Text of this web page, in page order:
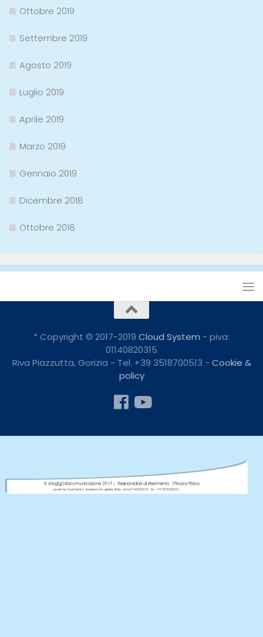
Ottobre 2019
Settembre 2019
Agosto 2019
Luglio 2019
Aprile 2019
Marzo 2019
Gennaio 2019
Dicembre 2018
Ottobre 2018
* Copyright © 2017-2019 Cloud System - piva:
01140820315
Riva Piazzutta, Gorizia - Tel. +39 3518700513 - Cookie &
policy